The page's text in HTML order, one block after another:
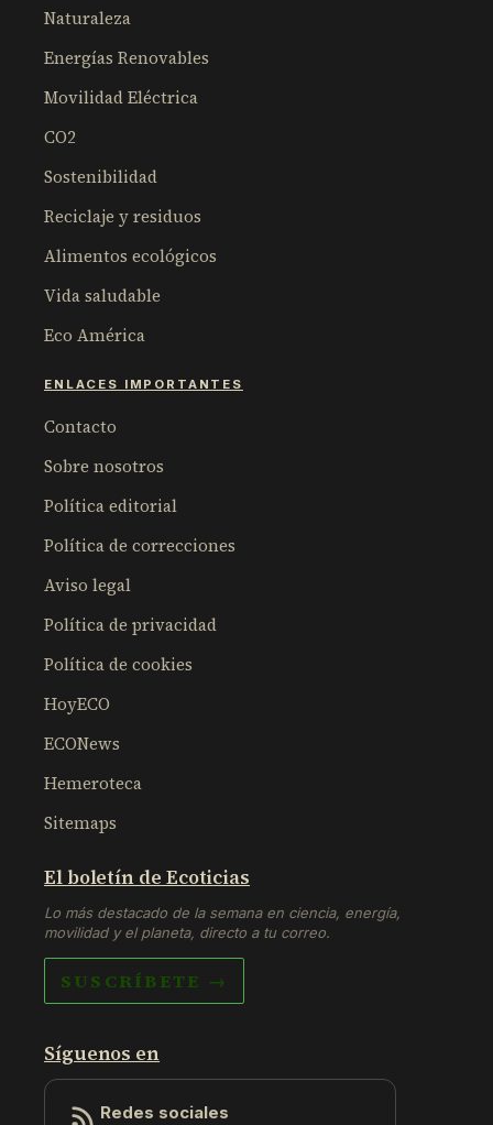
Naturaleza
Energías Renovables
Movilidad Eléctrica
CO2
Sostenibilidad
Reciclaje y residuos
Alimentos ecológicos
Vida saludable
Eco América
ENLACES IMPORTANTES
Contacto
Sobre nosotros
Política editorial
Política de correcciones
Aviso legal
Política de privacidad
Política de cookies
HoyECO
ECONews
Hemeroteca
Sitemaps
El boletín de Ecoticias
Lo más destacado de la semana en ciencia, energía,
movilidad y el planeta, directo a tu correo.
SUSCRÍBETE →
Síguenos en
Redes sociales